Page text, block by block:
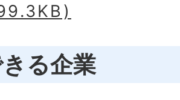
る企業